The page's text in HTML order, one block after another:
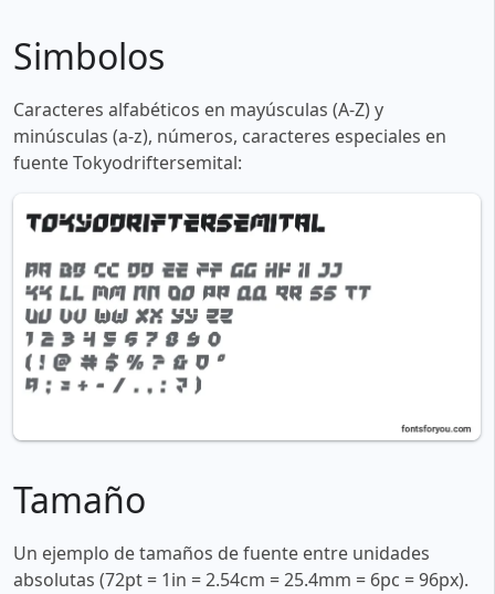
Simbolos
Caracteres alfabéticos en mayúsculas (A-Z) y
minúsculas (a-z), números, caracteres especiales en
fuente Tokyodriftersemital:
Tamaño
Un ejemplo de tamaños de fuente entre unidades
absolutas (72pt = 1in = 2.54cm = 25.4mm = 6pc = 96px).